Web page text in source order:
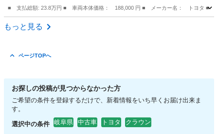
■ 支払総額: 23.8万円 ■ 車両本体価格： 188,000 円 ■ メーカー名： トヨタ
愛知 岡崎市
もっと見る
ページTOPへ
お探しの投稿が見つからなかった方
ご希望の条件を登録するだけで、新着情報をいち早くお届け出来ま
す。
選択中の条件 岐阜県 中古車 トヨタ クラウン